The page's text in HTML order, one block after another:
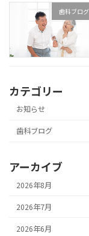
歯科ブログ
カテゴリー
お知らせ
歯科ブログ
アーカイブ
2026年8月
2026年7月
2026年6月